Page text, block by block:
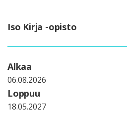
Iso Kirja -opisto
Alkaa
06.08.2026
Loppuu
18.05.2027